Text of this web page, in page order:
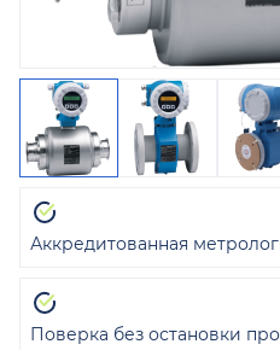
Аккредитованная
Поверка без остановки